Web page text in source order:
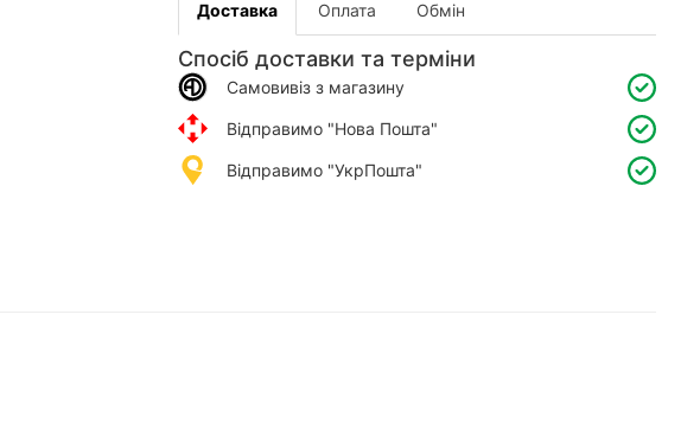
Доставка Оплата Обмін
Спосіб доставки та терміни
Самовивіз з магазину
Відправимо "Нова Пошта"
Відправимо "УкрПошта"